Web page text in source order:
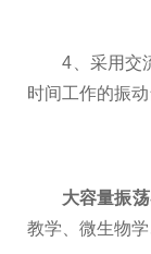
4、采用交流
时间工作的振动
大容量振
教学、微生物